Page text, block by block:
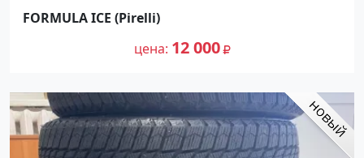
FORMULA ICE (Pirelli)
цена 12 000